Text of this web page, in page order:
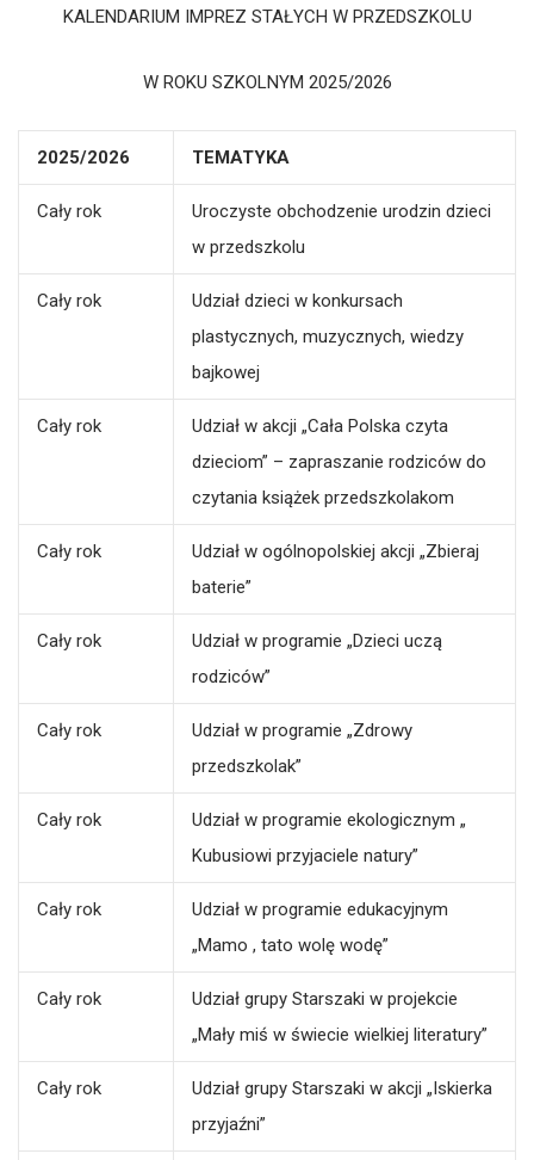
KALENDARIUM IMPREZ STAŁYCH W PRZEDSZKOLU
W ROKU SZKOLNYM 2025/2026
2025/2026 TEMATYKA
Cały rok
Uroczyste obchodzenie urodzin dzieci
w przedszkolu
Cały rok
Udział dzieci w konkursach
plastycznych, muzycznych, wiedzy
bajkowej
Cały rok
Udział w akcji „Cała Polska czyta
dzieciom” – zapraszanie rodziców do
czytania książek przedszkolakom
Cały rok
Udział w ogólnopolskiej akcji „Zbieraj
baterie”
Cały rok
Udział w programie „Dzieci uczą
rodziców”
Cały rok
Udział w programie „Zdrowy
przedszkolak”
Cały rok
Udział w programie ekologicznym „
Kubusiowi przyjaciele natury”
Cały rok
Udział w programie edukacyjnym
„Mamo , tato wolę wodę”
Cały rok
Udział grupy Starszaki w projekcie
„Mały miś w świecie wielkiej literatury”
Cały rok
Udział grupy Starszaki w akcji „Iskierka
przyjaźni”